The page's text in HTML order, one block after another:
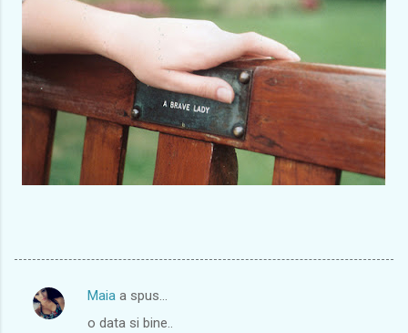
C
Maia a spus…
o data si bine..